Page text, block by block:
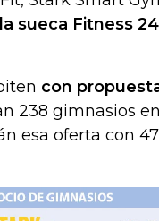
sueca Fitness
con
238 gimnasios
esa oferta con